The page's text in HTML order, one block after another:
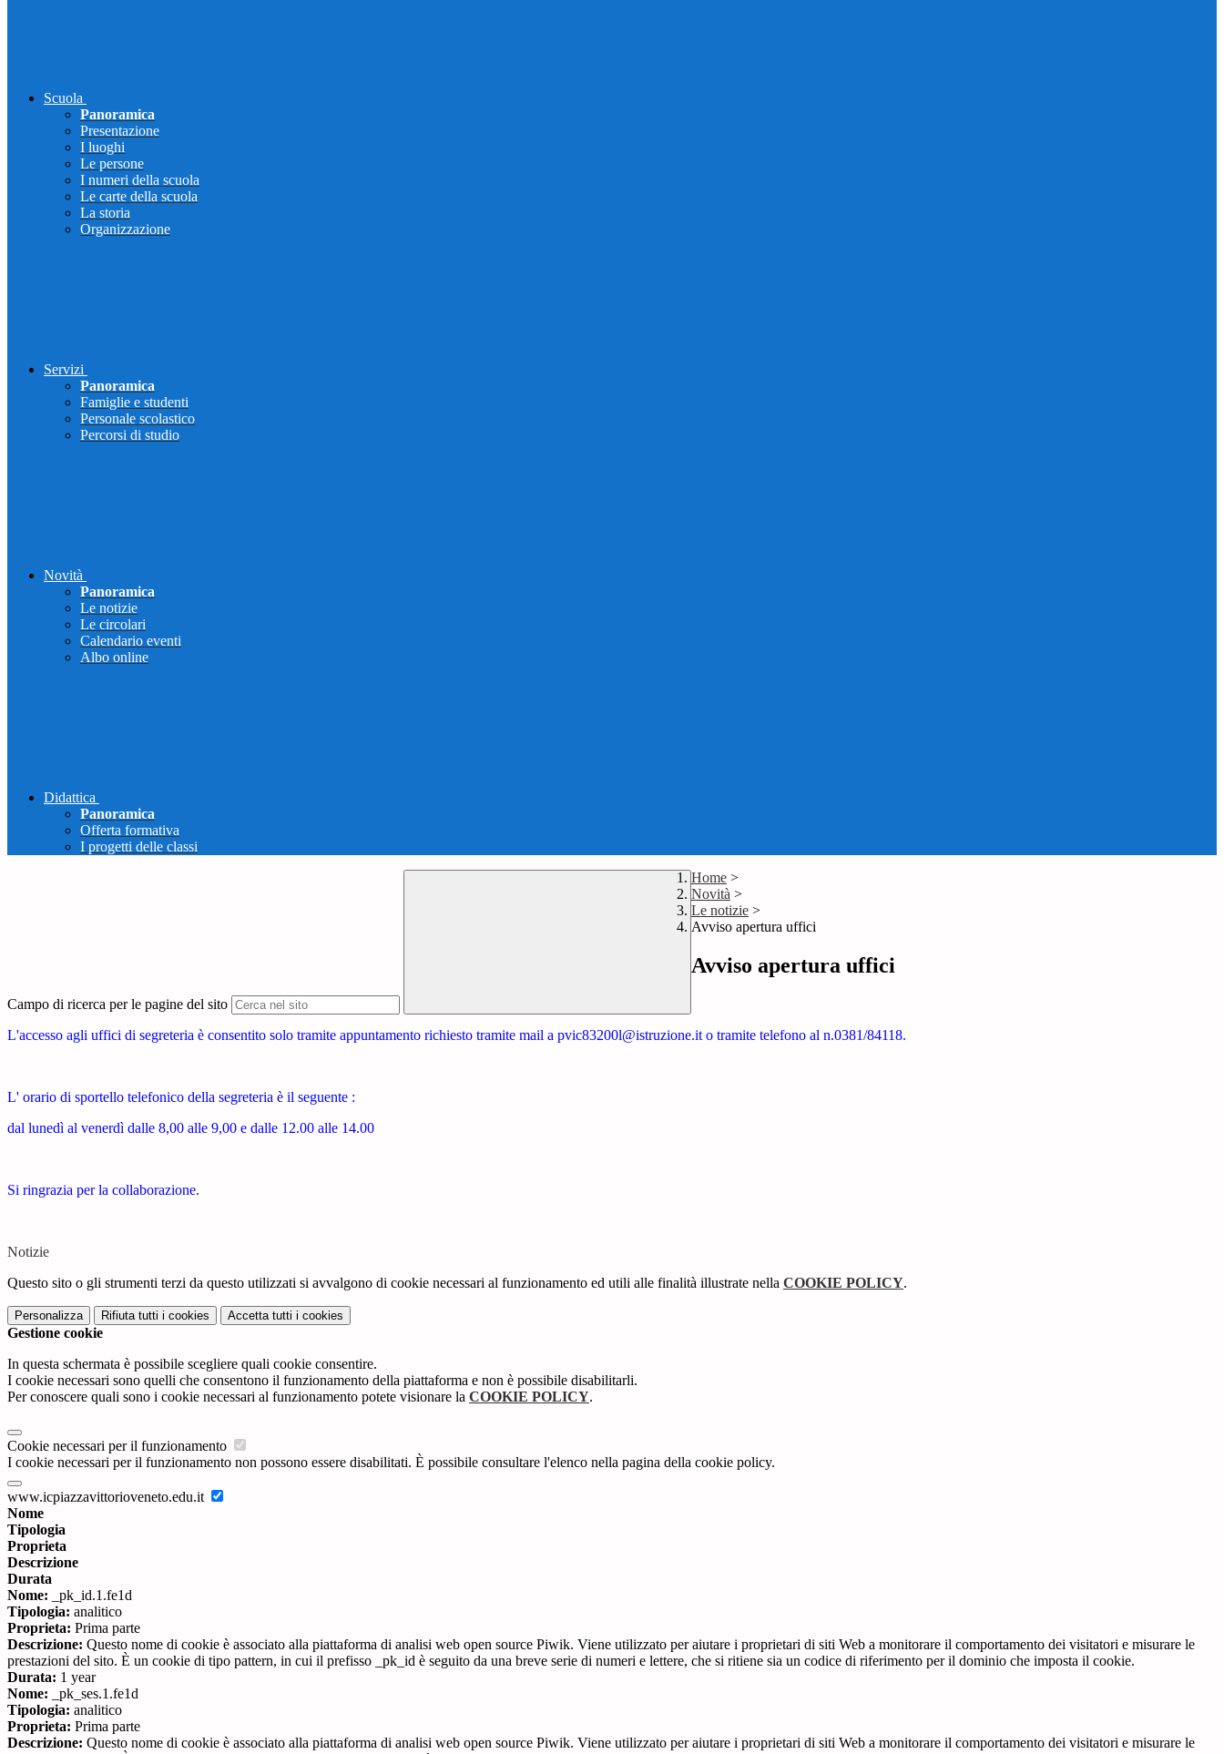
Scuola
Panoramica
Presentazione
I luoghi
Le persone
I numeri della scuola
Le carte della scuola
La storia
Organizzazione
Servizi
Panoramica
Famiglie e studenti
Personale scolastico
Percorsi di studio
Novità
Panoramica
Le notizie
Le circolari
Calendario eventi
Albo online
Didattica
Panoramica
Offerta formativa
I progetti delle classi
Campo di ricerca per le pagine del sito
Home >
Novità >
Le notizie >
Avviso apertura uffici
Avviso apertura uffici
L'accesso agli uffici di segreteria è consentito solo tramite appuntamento richiesto tramite mail a pvic83200l@istruzione.it o tramite telefono al n.0381/84118.
L' orario di sportello telefonico della segreteria è il seguente :
dal lunedì al venerdì dalle 8,00 alle 9,00 e dalle 12.00 alle 14.00
Si ringrazia per la collaborazione.
Notizie
Questo sito o gli strumenti terzi da questo utilizzati si avvalgono di cookie necessari al funzionamento ed utili alle finalità illustrate nella COOKIE POLICY.
Personalizza Rifiuta tutti i cookies Accetta tutti i cookies
Gestione cookie
In questa schermata è possibile scegliere quali cookie consentire.
I cookie necessari sono quelli che consentono il funzionamento della piattaforma e non è possibile disabilitarli.
Per conoscere quali sono i cookie necessari al funzionamento potete visionare la COOKIE POLICY.
Cookie necessari per il funzionamento
I cookie necessari per il funzionamento non possono essere disabilitati. È possibile consultare l'elenco nella pagina della cookie policy.
www.icpiazzavittorioveneto.edu.it
Nome
Tipologia
Proprieta
Descrizione
Durata
Nome: _pk_id.1.fe1d
Tipologia: analitico
Proprieta: Prima parte
Descrizione: Questo nome di cookie è associato alla piattaforma di analisi web open source Piwik. Viene utilizzato per aiutare i proprietari di siti Web a monitorare il comportamento dei visitatori e misurare le
prestazioni del sito. È un cookie di tipo pattern, in cui il prefisso _pk_id è seguito da una breve serie di numeri e lettere, che si ritiene sia un codice di riferimento per il dominio che imposta il cookie.
Durata: 1 year
Nome: _pk_ses.1.fe1d
Tipologia: analitico
Proprieta: Prima parte
Descrizione: Questo nome di cookie è associato alla piattaforma di analisi web open source Piwik. Viene utilizzato per aiutare i proprietari di siti Web a monitorare il comportamento dei visitatori e misurare le